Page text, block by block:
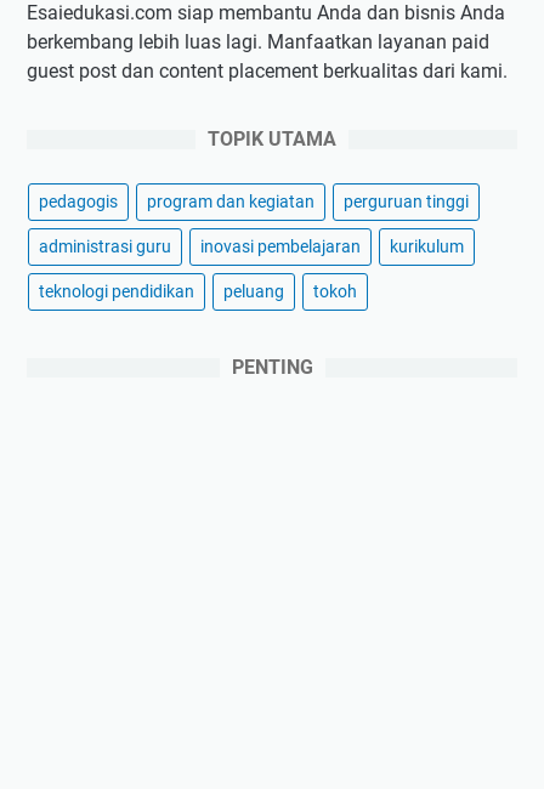
Esaiedukasi.com siap membantu Anda dan bisnis Anda
berkembang lebih luas lagi. Manfaatkan layanan paid
guest post dan content placement berkualitas dari kami.
TOPIK UTAMA
pedagogis program dan kegiatan perguruan tinggi
administrasi guru inovasi pembelajaran kurikulum
teknologi pendidikan peluang tokoh
PENTING